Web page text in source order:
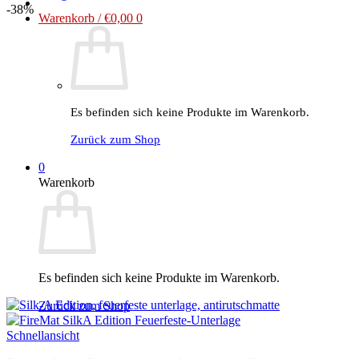
Warenkorb /€0,00 0
Es befinden sich keine Produkte im Warenkorb.
Zurück zum Shop
0
Warenkorb
Es befinden sich keine Produkte im Warenkorb.
Zurück zum Shop
Dieses
Produkt
Produktseite
gewählt
-38%
Schnellansicht